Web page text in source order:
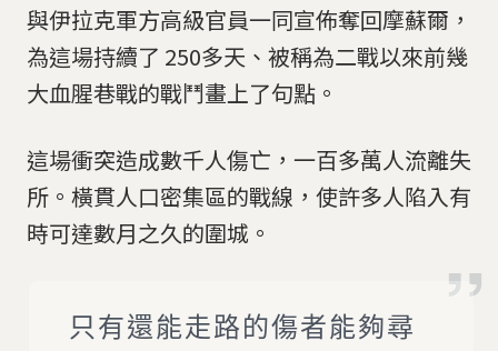
與伊拉克軍方高級官員一同宣佈奪回摩蘇爾，
為這場持續了 250多天、被稱為二戰以來前幾
大血腥巷戰的戰鬥畫上了句點。
這場衝突造成數千人傷亡，一百多萬人流離失
所。橫貫人口密集區的戰線，使許多人陷入有
時可達數月之久的圍城。
只有還能走路的傷者能夠尋